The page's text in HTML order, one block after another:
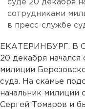
суде 20 декабря
сотрудниками
в пресс-службе
ЕКАТЕРИНБУРГ. В
20 декабря
милиции
суда. На скамье
начальник милиции
Сергей Томаров и